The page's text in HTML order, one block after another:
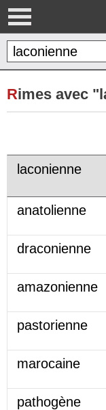
Rimes avec
laconienne
anatolienne
draconienne
amazonienne
pastorienne
marocaine
pathogène